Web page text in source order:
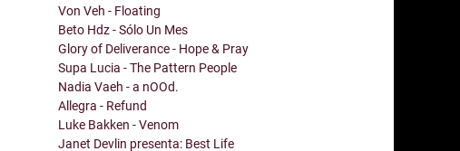
Von Veh - Floating
Beto Hdz - Sólo Un Mes
Glory of Deliverance - Hope & Pray
Supa Lucia - The Pattern People
Nadia Vaeh - a nOOd.
Allegra - Refund
Luke Bakken - Venom
Janet Devlin presenta: Best Life